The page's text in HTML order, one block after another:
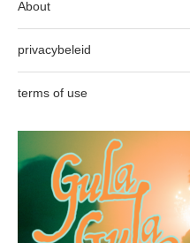
About
privacybeleid
terms of use